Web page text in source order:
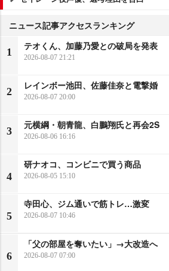
ニュース記事アクセスランキング
1
テオくん、加藤乃愛との破局を発表
2026-08-07 21:21
2
レインボー池田、佐藤佳奈と電撃婚
2026-08-07 20:00
3
元横綱・朝青龍、白鵬翔氏と再会2S
2026-08-06 16:16
4
研ナオコ、コンビニで買う商品
2026-08-05 15:10
5
寺田心、ジム通いで筋トレ…激変
2026-08-07 10:46
6
「父の部屋を奪いたい」→大改造へ
2026-08-07 07:00